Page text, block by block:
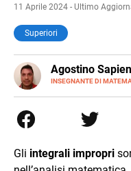
11 Aprile 2024 - Ultimo
Superiori
Agostino
INSEGNANTE DI
E-
MAIL
LINKEDIN
Tommaso Gulli.
Relazioni
commercialisti
Gli integrali impropri